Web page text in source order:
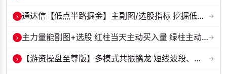
› 通达信【低点半路掘金】主副图/选股指标 挖掘低吸 半路下跌低吸思路 源... →
› 主力量能副图+选股 红柱当天主动买入量 绿柱主动卖出量→
› 【游资操盘至尊版】多模式共振擒龙 短线波段、低位抄底、游资启动行情量... →